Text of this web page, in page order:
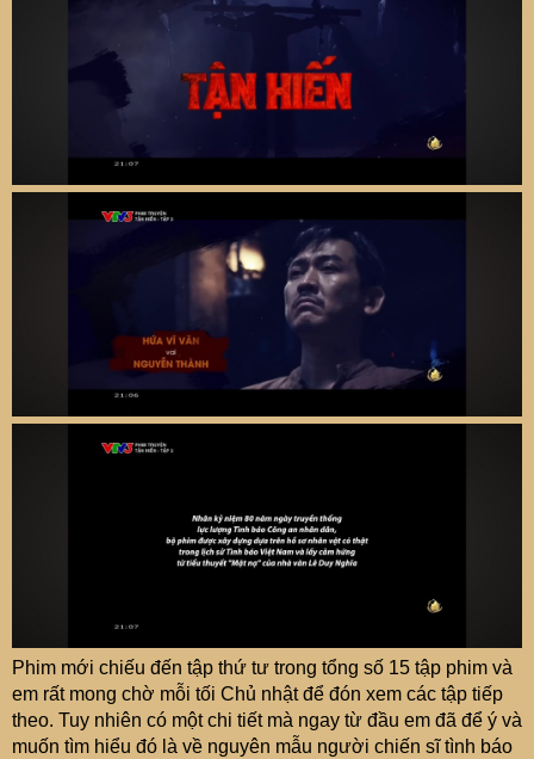
Phim mới chiếu đến tập thứ tư trong tổng số 15 tập phim và
em rất mong chờ mỗi tối Chủ nhật để đón xem các tập tiếp
theo. Tuy nhiên có một chi tiết mà ngay từ đầu em đã để ý và
muốn tìm hiểu đó là về nguyên mẫu người chiến sĩ tình báo